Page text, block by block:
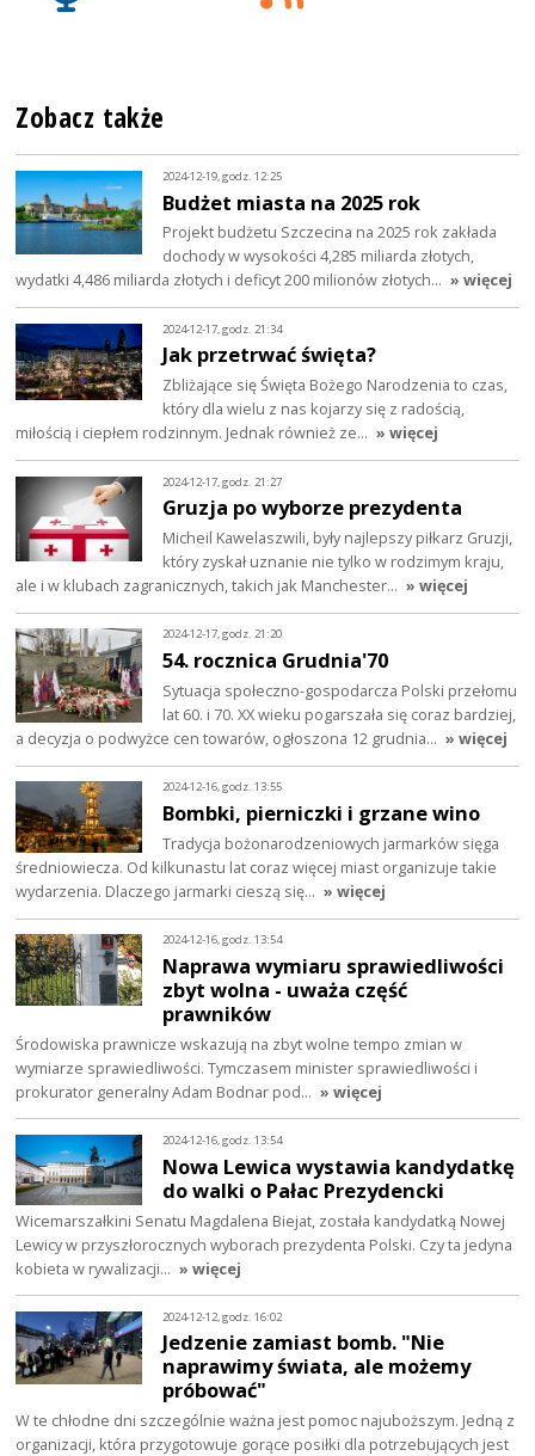
Zobacz także
2024-12-19, godz. 12:25
Budżet miasta na 2025 rok
Projekt budżetu Szczecina na 2025 rok zakłada
dochody w wysokości 4,285 miliarda złotych,
wydatki 4,486 miliarda złotych i deficyt 200 milionów złotych… » więcej
2024-12-17, godz. 21:34
Jak przetrwać święta?
Zbliżające się Święta Bożego Narodzenia to czas,
który dla wielu z nas kojarzy się z radością,
miłością i ciepłem rodzinnym. Jednak również ze… » więcej
2024-12-17, godz. 21:27
Gruzja po wyborze prezydenta
Micheil Kawelaszwili, były najlepszy piłkarz Gruzji,
który zyskał uznanie nie tylko w rodzimym kraju,
ale i w klubach zagranicznych, takich jak Manchester… » więcej
2024-12-17, godz. 21:20
54. rocznica Grudnia'70
Sytuacja społeczno-gospodarcza Polski przełomu
lat 60. i 70. XX wieku pogarszała się coraz bardziej,
a decyzja o podwyżce cen towarów, ogłoszona 12 grudnia… » więcej
2024-12-16, godz. 13:55
Bombki, pierniczki i grzane wino
Tradycja bożonarodzeniowych jarmarków sięga
średniowiecza. Od kilkunastu lat coraz więcej miast organizuje takie
wydarzenia. Dlaczego jarmarki cieszą się… » więcej
2024-12-16, godz. 13:54
Naprawa wymiaru sprawiedliwości
zbyt wolna - uważa część
prawników
Środowiska prawnicze wskazują na zbyt wolne tempo zmian w
wymiarze sprawiedliwości. Tymczasem minister sprawiedliwości i
prokurator generalny Adam Bodnar pod… » więcej
2024-12-16, godz. 13:54
Nowa Lewica wystawia kandydatkę
do walki o Pałac Prezydencki
Wicemarszałkini Senatu Magdalena Biejat, została kandydatką Nowej
Lewicy w przyszłorocznych wyborach prezydenta Polski. Czy ta jedyna
kobieta w rywalizacji… » więcej
2024-12-12, godz. 16:02
Jedzenie zamiast bomb. "Nie
naprawimy świata, ale możemy
próbować"
W te chłodne dni szczególnie ważna jest pomoc najuboższym. Jedną z
organizacji, która przygotowuje gorące posiłki dla potrzebujących jest